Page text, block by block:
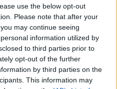
use the below opt-out
Please note that after your
may continue seeing
information utilized by
to third parties prior to
opt-out of the further
by third parties on the
This information may